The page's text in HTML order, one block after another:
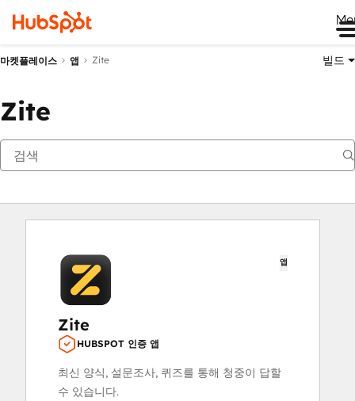
마켓플레이스 앱 Zite 빌드
Zite
앱
Zite
HUBSPOT 인증 앱
최신 양식, 설문조사, 퀴즈를 통해 청중이 답할
수 있습니다.